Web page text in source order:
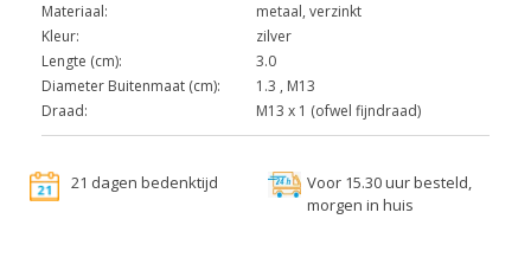
Materiaal:
metaal, verzinkt
Kleur:
zilver
Lengte (cm):
3.0
Diameter Buitenmaat (cm):
1.3 , M13
Draad:
M13 x 1 (ofwel fijndraad)
21 dagen bedenktijd
Voor 15.30 uur besteld,
morgen in huis